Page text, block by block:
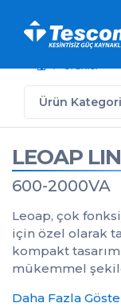
Ürünler
Ürün
LEOAP
600-2000VA
Leoap, çok
için özel olarak
kompakt
mükemmel
Daha Fazla